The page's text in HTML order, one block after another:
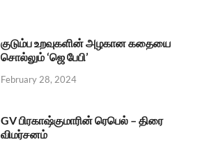
குடும்ப உறவுகளின் அழகான கதையை
சொல்லும் ‘ஜெ பேபி’
February 28, 2024
GV பிரகாஷ்குமாரின் ரெபெல் – திரை
விமர்சனம்